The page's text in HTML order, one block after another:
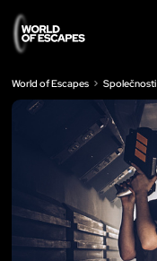
World of Escapes Společnosti